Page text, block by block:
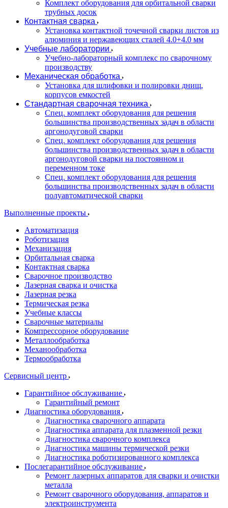
Комплект оборудования для орбитальной сварки
трубных досок
Контактная сварка
Установка контактной точечной сварки листов из
алюминия и нержавеющих сталей 4.0+4.0 мм
Учебные лаборатории
Учебно-лабораторный комплекс по сварочному
производству
Механическая обработка
Установка для шлифовки и полировки днищ,
корпусов емкостей
Стандартная сварочная техника
Спец. комплект оборудования для решения
большинства производственных задач в области
аргонодуговой сварки
Спец. комплект оборудования для решения
большинства производственных задач в области
аргонодуговой сварки на постоянном и
переменном токе
Спец. комплект оборудования для решения
большинства производственных задач в области
полуавтоматической сварки
Выполненные проекты
Автоматизация
Роботизация
Механизация
Орбитальная сварка
Контактная сварка
Сварочное производство
Лазерная сварка и очистка
Лазерная резка
Термическая резка
Учебные классы
Сварочные материалы
Компрессорное оборудование
Металлообработка
Механообработка
Термообработка
Сервисный центр
Гарантийное обслуживание
Гарантийный ремонт
Диагностика оборудования
Диагностика сварочного аппарата
Диагностика аппарата для плазменной резки
Диагностика сварочного комплекса
Диагностика машины термической резки
Диагностика роботизированного комплекса
Послегарантийное обслуживание
Ремонт лазерных аппаратов для сварки и очистки
металла
Ремонт сварочного оборудования, аппаратов и
электроинструмента